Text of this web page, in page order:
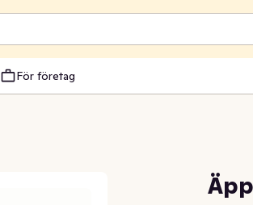
För företag